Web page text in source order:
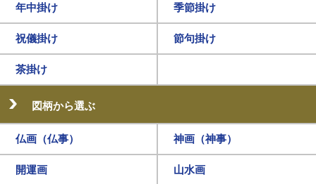
年中掛け 季節掛け
祝儀掛け 節句掛け
茶掛け
図柄から選ぶ
仏画（仏事） 神画（神事）
開運画 山水画